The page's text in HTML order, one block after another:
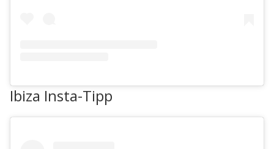
Ibiza Insta-Tipp